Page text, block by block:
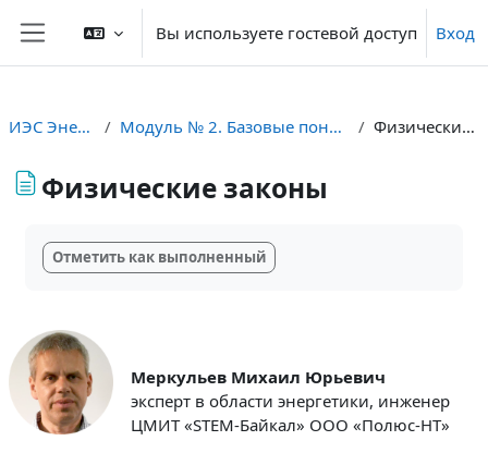
Перейти к основному содержанию
Боковая панель
Вы используете гостевой доступ Вход
ИЭС Энерджнет Модуль № 2. Базовые понятия энергетики Физические законы
Физические законы
Отметить как выполненный
Меркульев Михаил Юрьевич
эксперт в области энергетики, инженер
ЦМИТ «STEM-Байкал» ООО «Полюс-НТ»